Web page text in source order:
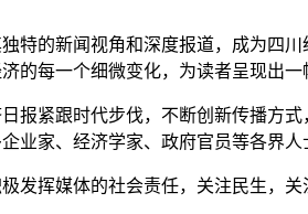
特的新闻视角和深度报道，成为四
的每一个细微变化，为读者呈现出一
报紧跟时代步伐，不断创新传播方
业家、经济学家、政府官员等各界
发挥媒体的社会责任，关注民生，